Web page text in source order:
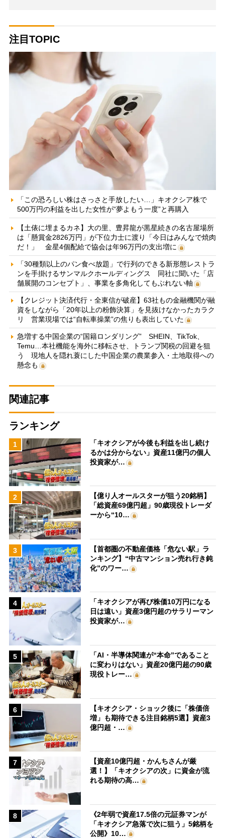
注目TOPIC
「この恐ろしい株はさっさと手放したい…」キオクシア株で
500万円の利益を出した女性が“夢よもう一度”と再購入
【土俵に埋まるカネ】大の里、豊昇龍が黒星続きの名古屋場所
は「懸賞金2826万円」が下位力士に渡り「今日はみんなで焼肉
だ！」 金星4個配給で協会は年96万円の支出増に
「30種類以上のパン食べ放題」で行列のできる新形態レストラ
ンを手掛けるサンマルクホールディングス 同社に聞いた「店
舗展開のコンセプト」、事業を多角化してもぶれない軸
【クレジット決済代行・全東信が破産】63社もの金融機関が融
資をしながら「20年以上の粉飾決算」を見抜けなかったカラク
リ 営業現場では“自転車操業”の焦りも表出していた
急増する中国企業の“国籍ロンダリング” SHEIN、TikTok、
Temu…本社機能を海外に移転させ、トランプ関税の回避を狙
う 現地人を隠れ蓑にした中国企業の農業参入・土地取得への
懸念も
関連記事
ランキング
1
「キオクシアが今後も利益を出し続け
るかは分からない」資産11億円の個人
投資家が…
2
【億り人オールスターが狙う20銘柄】
「総資産69億円超」90歳現役トレーダ
ーから“10…
3
【首都圏の不動産価格「危ない駅」ラ
ンキング】“中古マンション売れ行き鈍
化”のワー…
4
「キオクシアが再び株価10万円になる
日は遠い」資産3億円超のサラリーマン
投資家が…
5
「AI・半導体関連が“本命”であること
に変わりはない」資産20億円超の90歳
現役トレー…
6
【キオクシア・ショック後に「株価倍
増」も期待できる注目銘柄5選】資産3
億円超・…
7
【資産10億円超・かんちさんが厳
選！】「キオクシアの次」に資金が流
れる期待の高…
8
《2年弱で資産17.5倍の元証券マンが
「キオクシア急落で次に狙う」5銘柄を
公開》10…